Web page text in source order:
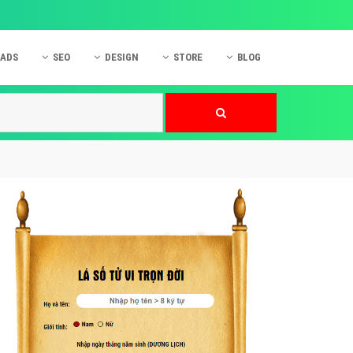
cáo Online
cáo Skype
cáo TVC
cáo Cốc Cốc
ứng dụng hay
SEO DESIGN
Hỏi đáp Website
STORE BLOG